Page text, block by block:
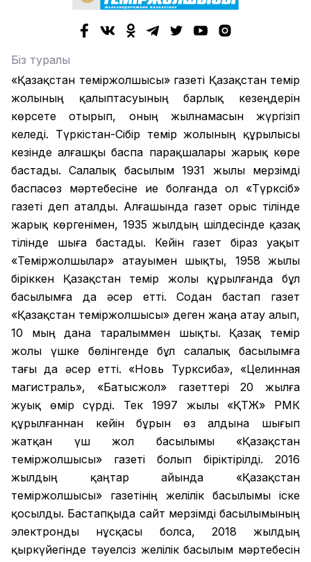
Біз туралы
«Қазақстан теміржолшысы» газеті Қазақстан темір
жолының қалыптасуының барлық кезеңдерін
көрсете отырып, оның жылнамасын жүргізіп
келеді. Түркістан-Сібір темір жолының құрылысы
кезінде алғашқы баспа парақшалары жарық көре
бастады. Салалық басылым 1931 жылы мерзімді
баспасөз мәртебесіне ие болғанда ол «Түрксіб»
газеті деп аталды. Алғашында газет орыс тілінде
жарық көргенімен, 1935 жылдың шілдесінде қазақ
тілінде шыға бастады. Кейін газет біраз уақыт
«Теміржолшылар» атауымен шықты, 1958 жылы
біріккен Қазақстан темір жолы құрылғанда бұл
басылымға да әсер етті. Содан бастап газет
«Қазақстан теміржолшысы» деген жаңа атау алып,
10 мың дана таралыммен шықты. Қазақ темір
жолы үшке бөлінгенде бұл салалық басылымға
тағы да әсер етті. «Новь Турксиба», «Целинная
магистраль», «Батысжол» газеттері 20 жылға
жуық өмір сүрді. Тек 1997 жылы «ҚТЖ» РМК
құрылғаннан кейін бұрын өз алдына шығып
жатқан үш жол басылымы «Қазақстан
теміржолшысы» газеті болып біріктірілді. 2016
жылдың қаңтар айында «Қазақстан
теміржолшысы» газетінің желілік басылымы іске
қосылды. Бастапқыда сайт мерзімді басылымының
электронды нұсқасы болса, 2018 жылдың
қыркүйегінде тәуелсіз желілік басылым мәртебесін